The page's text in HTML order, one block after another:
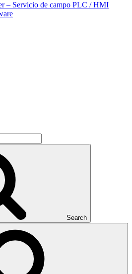
– Servicio de campo PLC / HMI
Search